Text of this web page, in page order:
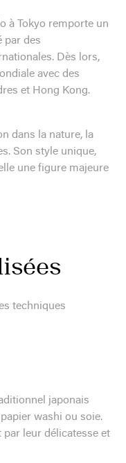
à Tokyo remporte un
par des
Dès lors,
avec des
et Hong Kong.
dans la nature, la
Son style unique,
une figure majeure
techniques
japonais
washi ou soie.
leur délicatesse et